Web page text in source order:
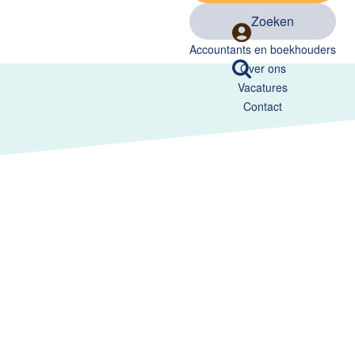
Accountants en boekhouders
Over ons
Vacatures
Contact
Zoeken